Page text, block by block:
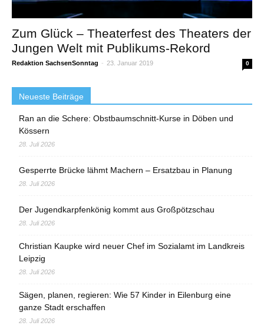
Zum Glück – Theaterfest des Theaters der
Jungen Welt mit Publikums-Rekord
Redaktion SachsenSonntag - 23. Januar 2019 0
Neueste Beiträge
Ran an die Schere: Obstbaumschnitt-Kurse in Döben und
Kössern
28. Juli 2026
Gesperrte Brücke lähmt Machern – Ersatzbau in Planung
28. Juli 2026
Der Jugendkarpfenkönig kommt aus Großpötzschau
28. Juli 2026
Christian Kaupke wird neuer Chef im Sozialamt im Landkreis
Leipzig
28. Juli 2026
Sägen, planen, regieren: Wie 57 Kinder in Eilenburg eine
ganze Stadt erschaffen
28. Juli 2026